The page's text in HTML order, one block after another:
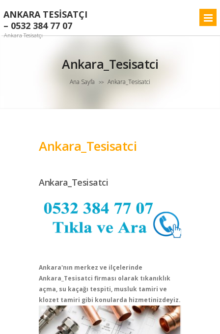
ANKARA TESISATÇI
– 0532 384 77 07
Ankara Tesisatçı
Ankara_Tesisatci
Ana Sayfa >> Ankara_Tesisatci
Ankara_Tesisatci
Ankara_Tesisatci
Ankara'nın merkez ve ilçelerinde
Ankara_Tesisatci firması olarak tıkanıklık
açma, su kaçağı tespiti, musluk tamiri ve
klozet tamiri gibi konularda hizmetinizdeyiz.